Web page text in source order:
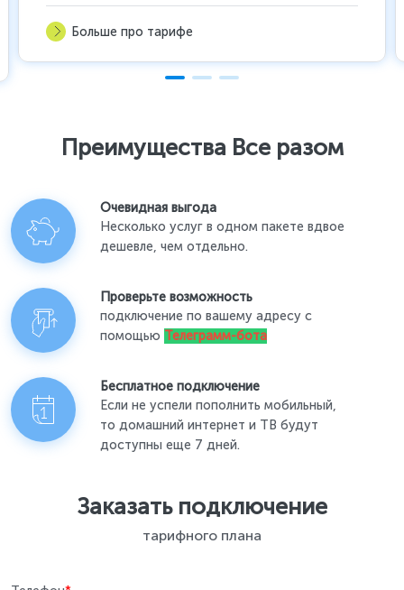
Больше про тарифе
Преимущества Все разом
Очевидная выгода
Несколько услуг в одном пакете вдвое
дешевле, чем отдельно.
Проверьте возможность
подключение по вашему адресу с
помощью Телеграмм-бота
Бесплатное подключение
Если не успели пополнить мобильный,
то домашний интернет и ТВ будут
доступны еще 7 дней.
Заказать подключение
тарифного плана